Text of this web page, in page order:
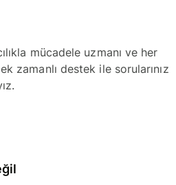
mücadele uzmanı ve her
zamanlı destek ile sorularınız